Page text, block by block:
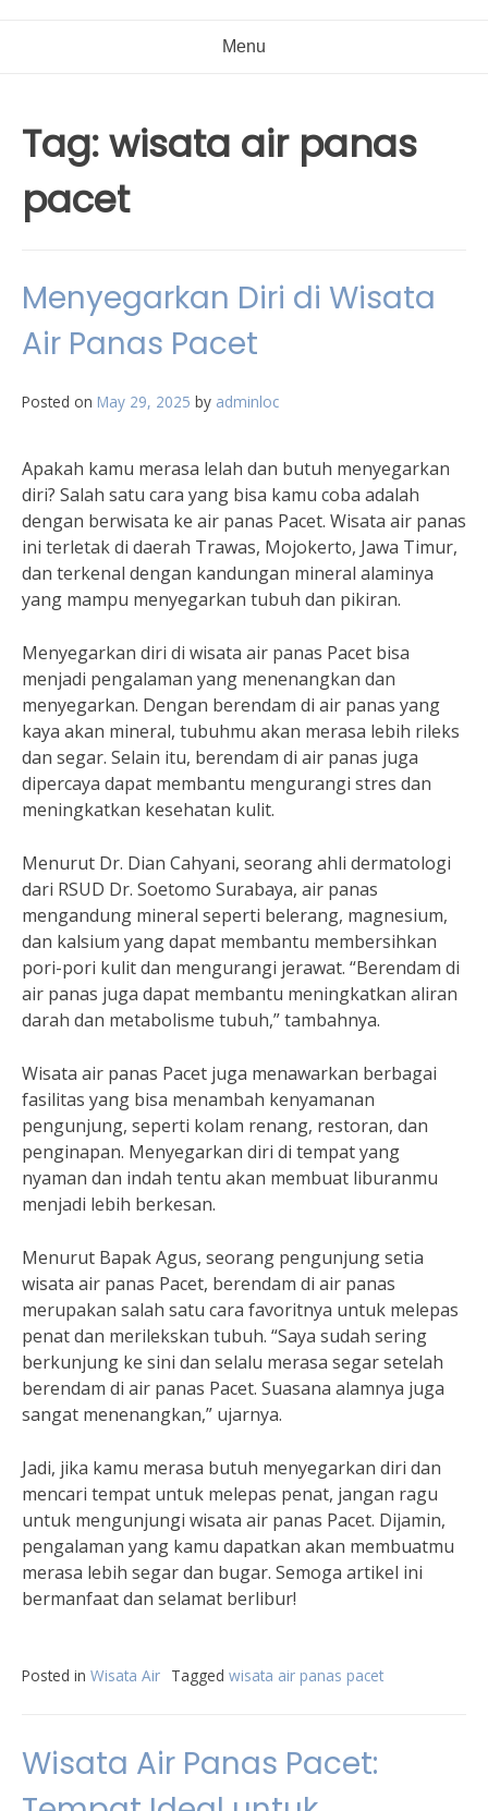
Menu
Tag:wisata air panas
pacet
Menyegarkan Diri di Wisata
Air Panas Pacet
Posted on May 29, 2025 by adminloc
Apakah kamu merasa lelah dan butuh menyegarkan
diri? Salah satu cara yang bisa kamu coba adalah
dengan berwisata ke air panas Pacet. Wisata air panas
ini terletak di daerah Trawas, Mojokerto, Jawa Timur,
dan terkenal dengan kandungan mineral alaminya
yang mampu menyegarkan tubuh dan pikiran.
Menyegarkan diri di wisata air panas Pacet bisa
menjadi pengalaman yang menenangkan dan
menyegarkan. Dengan berendam di air panas yang
kaya akan mineral, tubuhmu akan merasa lebih rileks
dan segar. Selain itu, berendam di air panas juga
dipercaya dapat membantu mengurangi stres dan
meningkatkan kesehatan kulit.
Menurut Dr. Dian Cahyani, seorang ahli dermatologi
dari RSUD Dr. Soetomo Surabaya, air panas
mengandung mineral seperti belerang, magnesium,
dan kalsium yang dapat membantu membersihkan
pori-pori kulit dan mengurangi jerawat. “Berendam di
air panas juga dapat membantu meningkatkan aliran
darah dan metabolisme tubuh,” tambahnya.
Wisata air panas Pacet juga menawarkan berbagai
fasilitas yang bisa menambah kenyamanan
pengunjung, seperti kolam renang, restoran, dan
penginapan. Menyegarkan diri di tempat yang
nyaman dan indah tentu akan membuat liburanmu
menjadi lebih berkesan.
Menurut Bapak Agus, seorang pengunjung setia
wisata air panas Pacet, berendam di air panas
merupakan salah satu cara favoritnya untuk melepas
penat dan merilekskan tubuh. “Saya sudah sering
berkunjung ke sini dan selalu merasa segar setelah
berendam di air panas Pacet. Suasana alamnya juga
sangat menenangkan,” ujarnya.
Jadi, jika kamu merasa butuh menyegarkan diri dan
mencari tempat untuk melepas penat, jangan ragu
untuk mengunjungi wisata air panas Pacet. Dijamin,
pengalaman yang kamu dapatkan akan membuatmu
merasa lebih segar dan bugar. Semoga artikel ini
bermanfaat dan selamat berlibur!
Posted in Wisata Air Tagged wisata air panas pacet
Wisata Air Panas Pacet: